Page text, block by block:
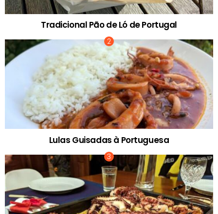
Tradicional Pão de Ló de Portugal
Lulas Guisadas à Portuguesa